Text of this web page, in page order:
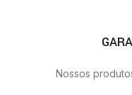
Nossos